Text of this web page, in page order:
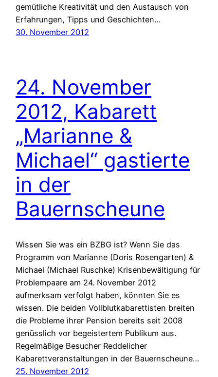
gemütliche Kreativität und den Austausch von
Erfahrungen, Tipps und Geschichten…
30. November 2012
24. November
2012, Kabarett
„Marianne &
Michael“ gastierte
in der
Bauernscheune
Wissen Sie was ein BZBG ist? Wenn Sie das
Programm von Marianne (Doris Rosengarten) &
Michael (Michael Ruschke) Krisenbewältigung für
Problempaare am 24. November 2012
aufmerksam verfolgt haben, könnten Sie es
wissen. Die beiden Vollblutkabarettisten breiten
die Probleme ihrer Pension bereits seit 2008
genüsslich vor begeistertem Publikum aus.
Regelmäßige Besucher Reddelicher
Kabarettveranstaltungen in der Bauernscheune…
25. November 2012